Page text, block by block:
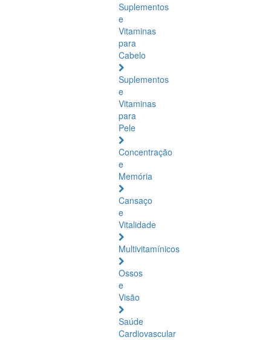
Suplementos
e
Vitaminas
para
Cabelo
Suplementos
e
Vitaminas
para
Pele
Concentração
e
Memória
Cansaço
e
Vitalidade
Multivitamínicos
Ossos
e
Visão
Saúde
Cardiovascular